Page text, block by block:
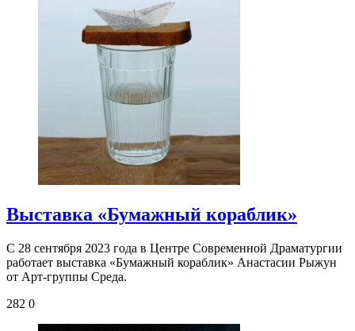
Выставка «Бумажный кораблик»
С 28 сентября 2023 года в Центре Современной Драматургии
работает выставка «Бумажный кораблик» Анастасии Рыжун
от Арт-группы Среда.
282 0